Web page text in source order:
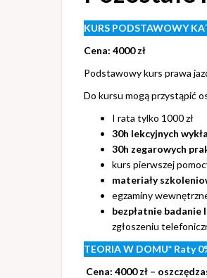
KURS PODSTAWOWY
Cena: 4000 zł
Podstawowy kurs prawa
Do kursu mogą przystąpić
I rata tylko 1000 zł
30h lekcyjnych
30h zegarowych
kurs pierwszej
materiały
egzaminy
bezpłatnie badanie
zgłoszeniu
TEORIA W DOMU* Raty
Cena: 4000 zł –